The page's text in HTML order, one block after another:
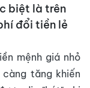
biệt là trên
đổi tiền lẻ
mệnh giá nhỏ
tăng khiến